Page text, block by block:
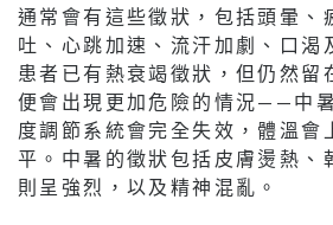
通常會有這些徵狀，包括頭暈、
吐、心跳加速、流汗加劇、口渴
患者已有熱衰竭徵狀，但仍然留
便會出現更加危險的情況——中
度調節系統會完全失效，體溫會
平。中暑的徵狀包括皮膚燙熱、
則呈強烈，以及精神混亂。